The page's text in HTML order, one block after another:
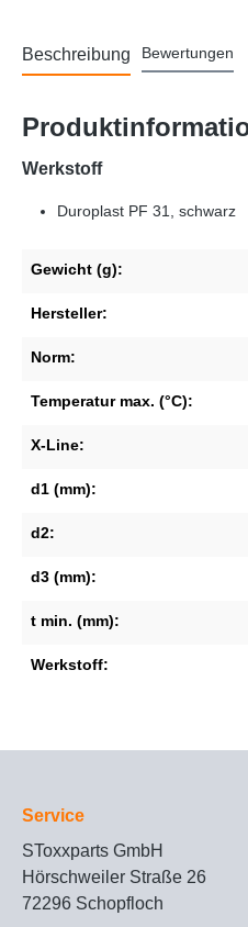
Beschreibung Bewertungen
Werkstoff
Duroplast PF 31, schwarz
Gewicht (g):
Hersteller:
Norm:
Temperatur max. (°C):
X-Line:
d1 (mm):
d2:
d3 (mm):
t min. (mm):
Werkstoff:
Service
SToxxparts GmbH
Hörschweiler Straße 26
72296 Schopfloch